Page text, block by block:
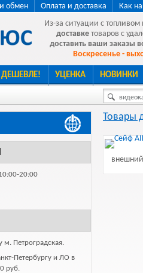
обмен Оплата и доставка Как
Из-за ситуации с топливом
доставке товаров с
доставить ваши заказы
Воскресенье -
УЦЕНКА НОВИНКИ
20:00
м. Петроградская.
Петербургу и ЛО в
руб.
Товары
внешний